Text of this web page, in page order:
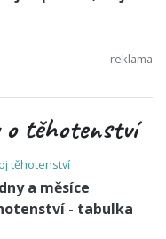
o těhotenství
těhotenství
a měsíce
- tabulka